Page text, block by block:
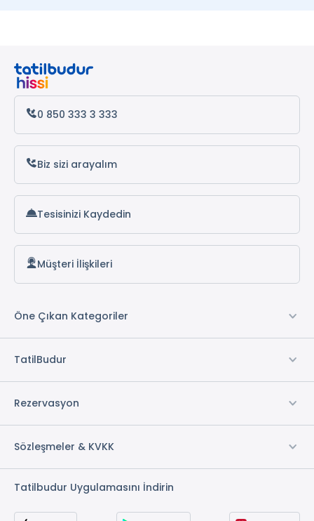
Foça Turları
Kuzey Ege Turları
0 850 333 3 333
Biz sizi arayalım
Tesisinizi Kaydedin
Müşteri İlişkileri
Öne Çıkan Kategoriler
TatilBudur
Rezervasyon
Sözleşmeler & KVKK
Tatilbudur Uygulamasını İndirin